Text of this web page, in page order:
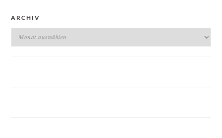
ARCHIV
Archiv